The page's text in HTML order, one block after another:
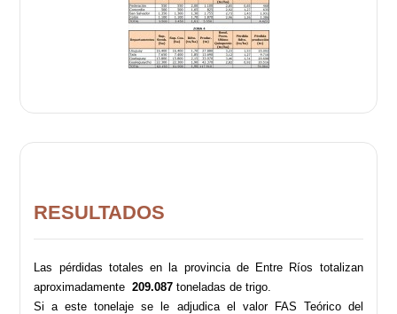
RESULTADOS
Las pérdidas totales en la provincia de Entre Ríos totalizan
aproximadamente209.087 toneladas de trigo.
Si a este tonelaje se le adjudica el valor FAS Teórico del